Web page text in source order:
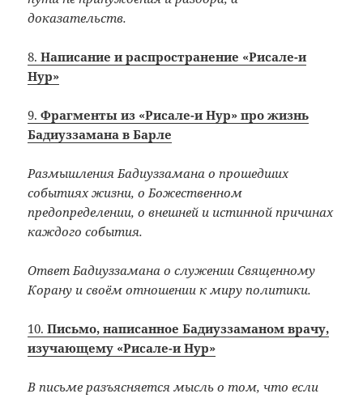
доказательств.
8.Написание и распространение «Рисале-и
Нур»
9.Фрагменты из «Рисале-и Нур» про жизнь
Бадиуззамана в Барле
Размышления Бадиуззамана о прошедших
событиях жизни, о Божественном
предопределении, о внешней и истинной причинах
каждого события.
Ответ Бадиуззамана о служении Священному
Корану и своём отношении к миру политики.
10.Письмо, написанное Бадиуззаманом врачу,
изучающему «Рисале-и Нур»
В письме разъясняется мысль о том, что если